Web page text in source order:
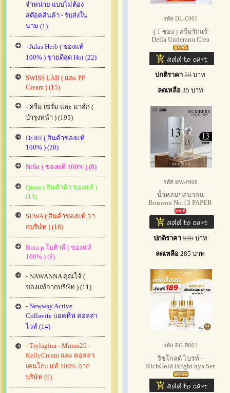
จำหน่าย แบบไม่ต้อง
สต๊อคสินค้า - รับส่งใน
นาม (1)
- Julas Herb ( ของแท้
100% ) ขายดีสุด Hot (22)
SWISS LAB ( และ PP
Cream ) (15)
- ครีม เซรั่ม และ มาส์ก (
บำรุงหน้า ) (195)
Dr.Jill ( สินค้าของแท้
100% ) (20)
NiSit ( ของแท้ 100% ) (8)
Qruss ( สินค้าคิว ของแท้ )
(13)
SEWA ( สินค้าของแท้ จา
กบริษํท ) (18)
Bota p โบต้าพี ( ของแท้
100% ) (8)
- NAWANNA คุณโจ้ (
ของแท้จากบริษัท ) (11)
- Newway Active
Collavite แอคทีฟ คอลล่า
ไวท์ (14)
- Trylagina - Minus20 -
KellyCream และ คอลลา
เคนโกะ แท้ 100% จาก
บริษัท (6)
รหัส DL-C001
( 1 ซอง ) ครีมรักแร้
Della Underarm Crea
ปกติราคา 59บาท
ลดเหลือ 35 บาท
รหัส BW-P008
น้ำหอมบอนวอน
Bonwon No.13 PAPER
&
ปกติราคา 590 บาท
ลดเหลือ 285 บาท
รหัส RG-B001
ริชโกลด์ ไบรท์ -
RichGold Bright hya Ser